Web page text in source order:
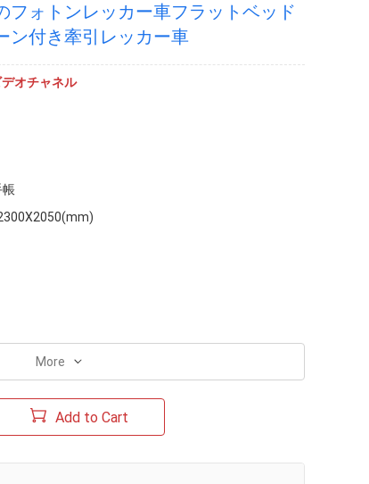
フォトンレッカー車フラットベッド
ン付き牽引レッカー車
デオチャネル
帳
More
Add to Cart